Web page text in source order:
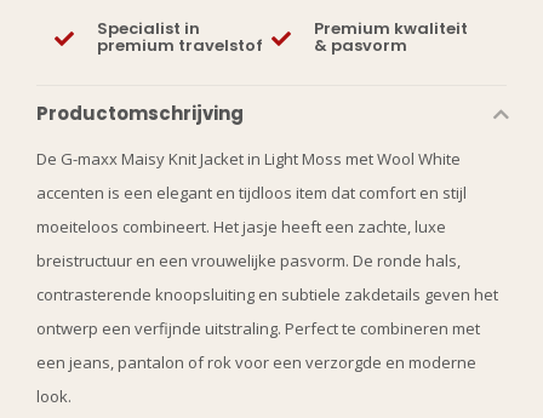
Specialist in
premium travelstof
Premium kwaliteit
& pasvorm
Productomschrijving
De G-maxx Maisy Knit Jacket in Light Moss met Wool White
accenten is een elegant en tijdloos item dat comfort en stijl
moeiteloos combineert. Het jasje heeft een zachte, luxe
breistructuur en een vrouwelijke pasvorm. De ronde hals,
contrasterende knoopsluiting en subtiele zakdetails geven het
ontwerp een verfijnde uitstraling. Perfect te combineren met
een jeans, pantalon of rok voor een verzorgde en moderne
look.